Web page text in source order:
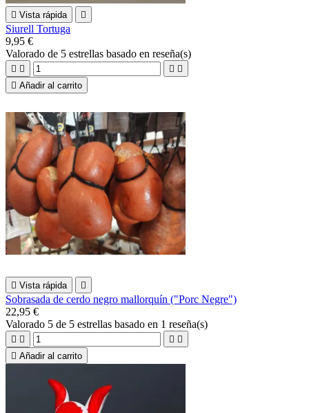
 Vista rápida 
Siurell Tortuga
9,95 €
Valorado de 5 estrellas basado en reseña(s)
   
 Añadir al carrito
 Vista rápida 
Sobrasada de cerdo negro mallorquín ("Porc Negre")
22,95 €
Valorado 5 de 5 estrellas basado en 1 reseña(s)
   
 Añadir al carrito